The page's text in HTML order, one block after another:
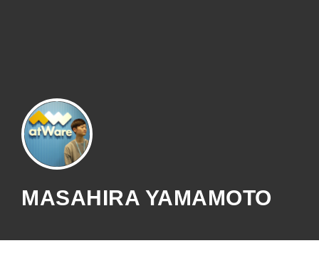
MASAHIRA YAMAMOTO